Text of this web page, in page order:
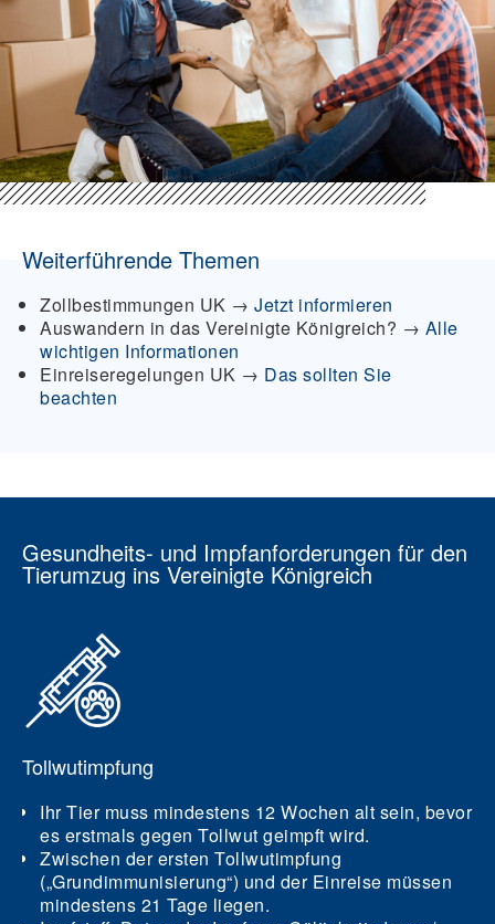
Weiterführende Themen
Zollbestimmungen UK → Jetzt informieren
Auswandern in das Vereinigte Königreich? → Alle
wichtigen Informationen
Einreiseregelungen UK → Das sollten Sie
beachten
Gesundheits- und Impfanforderungen für den
Tierumzug ins Vereinigte Königreich
Tollwutimpfung
Ihr Tier muss mindestens 12 Wochen alt sein, bevor
es erstmals gegen Tollwut geimpft wird.
Zwischen der ersten Tollwutimpfung
(„Grundimmunisierung“) und der Einreise müssen
mindestens 21 Tage liegen.